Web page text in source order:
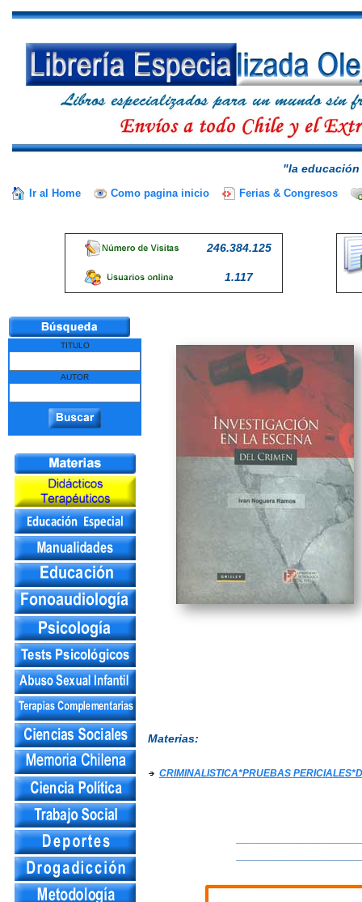
"la
Ir al Home Como pagina inicio Ferias & Congresos
246.384.125
1.117
TITULO
AUTOR
Materias:
CRIMINALISTICA*PRUEBAS